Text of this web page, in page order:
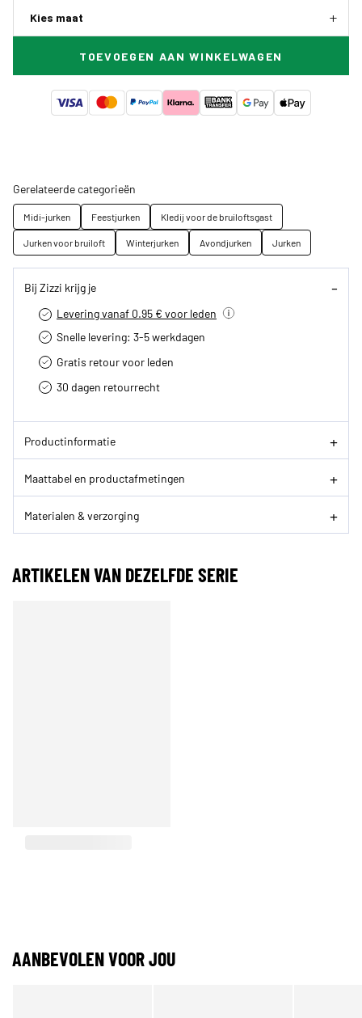
Kies maat
TOEVOEGEN AAN WINKELWAGEN
Gerelateerde categorieën
Midi-jurken Feestjurken
Kledij voor de bruiloftsgast
Jurken voor bruiloft
Winterjurken Avondjurken Jurken
Bij Zizzi krijg je
Levering vanaf 0.95 € voor leden
Snelle levering: 3-5 werkdagen
Gratis retour voor leden
30 dagen retourrecht­
Productinformatie
Maattabel en productafmetingen
Materialen & verzorging
ARTIKELEN VAN DEZELFDE SERIE
AANBEVOLEN VOOR JOU